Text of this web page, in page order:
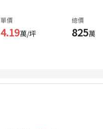
單價
4.19萬/坪
總價
825萬